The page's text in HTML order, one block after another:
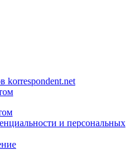
korrespondent.net
и персональных